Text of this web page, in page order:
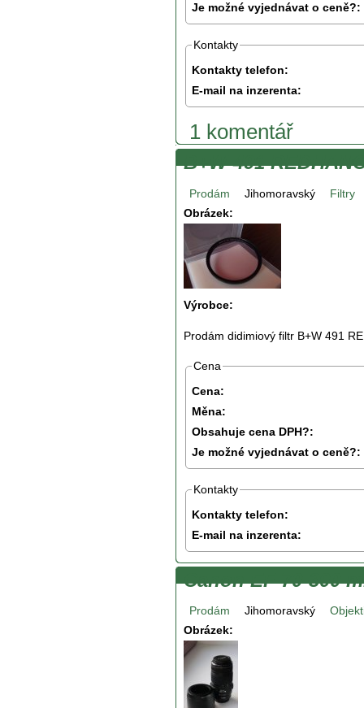
Je možné vyjednávat o ceně?:
Kontakty
Kontakty telefon:
E-mail na inzerenta:
1 komentář
B+W 491
Prodám Jihomoravský
Filtry
Obrázek:
Výrobce:
Prodám didimiový filtr B+W 491
Cena
Cena:
Měna:
Obsahuje cena DPH?:
Je možné vyjednávat o ceně?:
Kontakty
Kontakty telefon:
E-mail na inzerenta:
Canon EF 70-300
Prodám Jihomoravský
Obrázek: